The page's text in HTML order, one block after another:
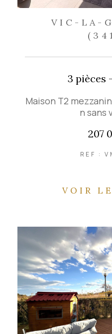
VIC-LA-
3 pièces
Maison T2
n sans
207
REF :
VOIR